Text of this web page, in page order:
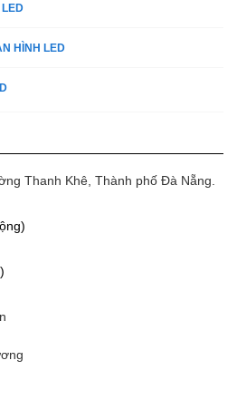
HÌNH LED
Thanh Khê, Thành phố Đà Nẵng.